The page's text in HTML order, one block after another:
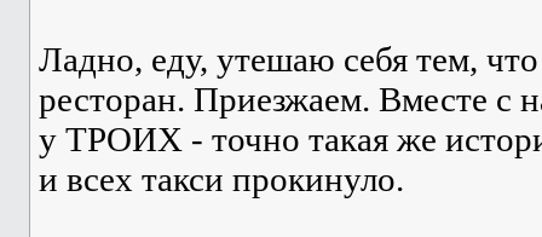
Ладно, еду, утешаю себя тем,
ресторан. Приезжаем. Вместе с
у ТРОИХ - точно такая же
и всех такси прокинуло.